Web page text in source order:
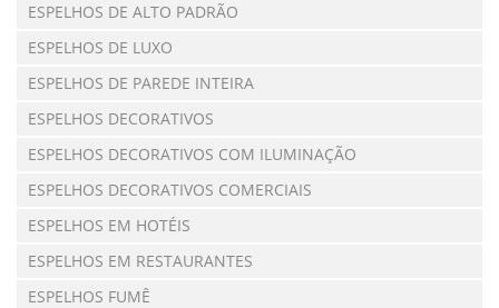
ESPELHOS DE ALTO PADRÃO
ESPELHOS DE LUXO
ESPELHOS DE PAREDE INTEIRA
ESPELHOS DECORATIVOS
ESPELHOS DECORATIVOS COM ILUMINAÇÃO
ESPELHOS DECORATIVOS COMERCIAIS
ESPELHOS EM HOTÉIS
ESPELHOS EM RESTAURANTES
ESPELHOS FUMÊ